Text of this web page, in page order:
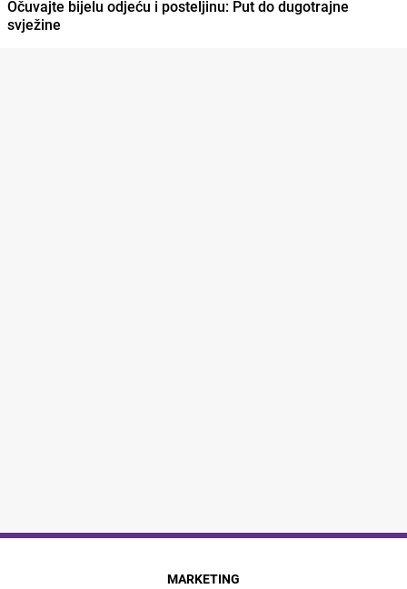
Očuvajte bijelu odjeću i posteljinu: Put do dugotrajne
svježine
MARKETING